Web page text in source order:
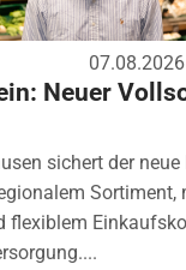
07.08.2026
Neuer
sichert der
Sortiment,
flexiblem